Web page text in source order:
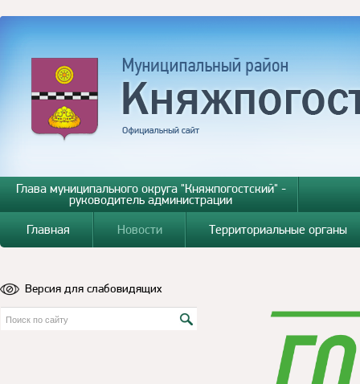
Глава муниципального округа "Княжпогостский" -
руководитель администрации
Главная
Новости Территориальные органы
Версия для слабовидящих